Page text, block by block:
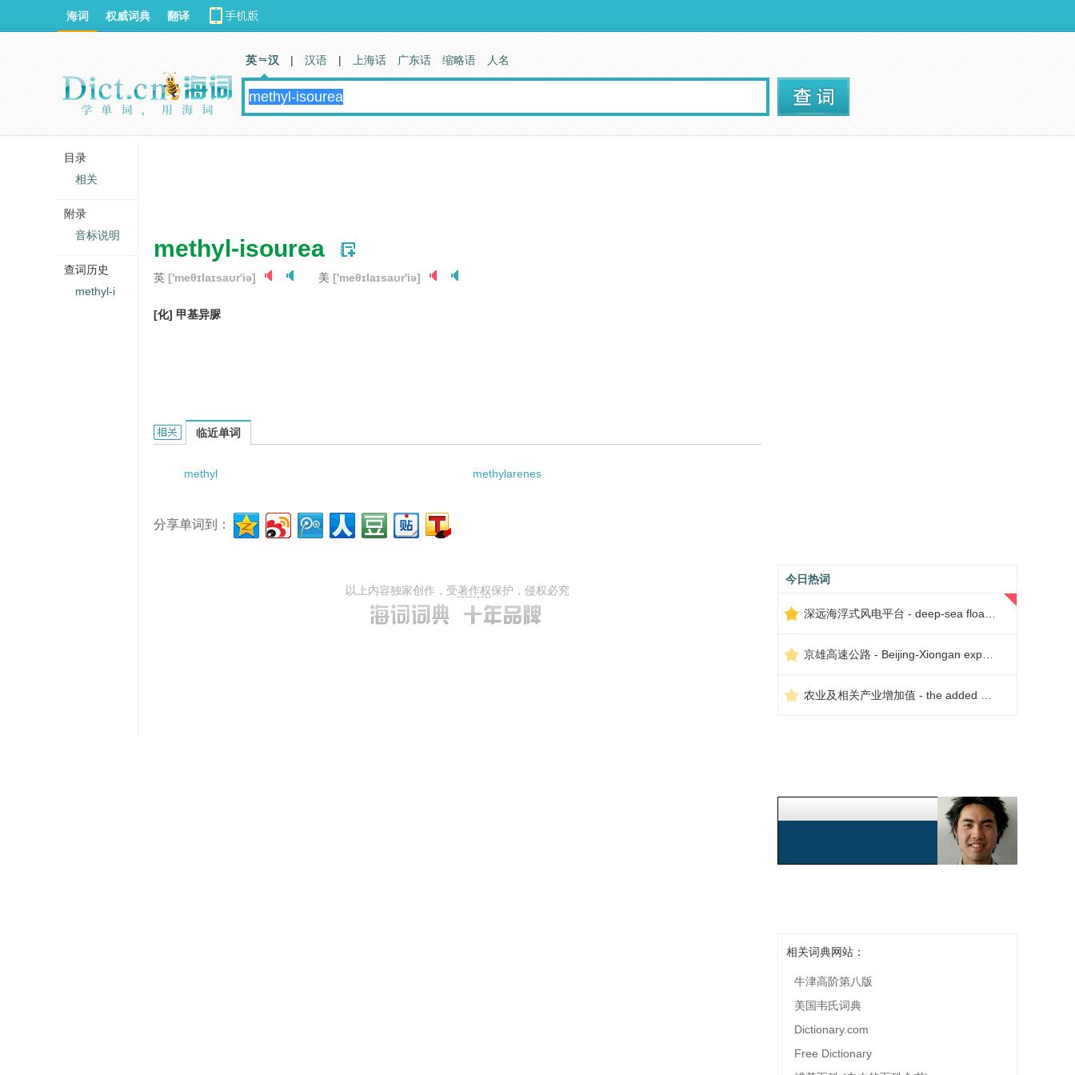
methyl-isourea
英 ['meθɪlaɪsaʊr'iə] 美 ['meθɪlaɪsaʊr'iə]
[化] 甲基异脲
methyl-isourea的相关资料：
临近单词
methyl methylarenes
分享单词到：
以上内容独家创作，受著作权保护，侵权必究
今日热词
相关词典网站：
牛津高阶第八版
美国韦氏词典
Dictionary.com
Free Dictionary
海词 权威词典 翻译
英 汉 | 汉语 | 上海话 广东话 缩略语 人名
目录
相关
附录
音标说明
查词历史
methyl-i